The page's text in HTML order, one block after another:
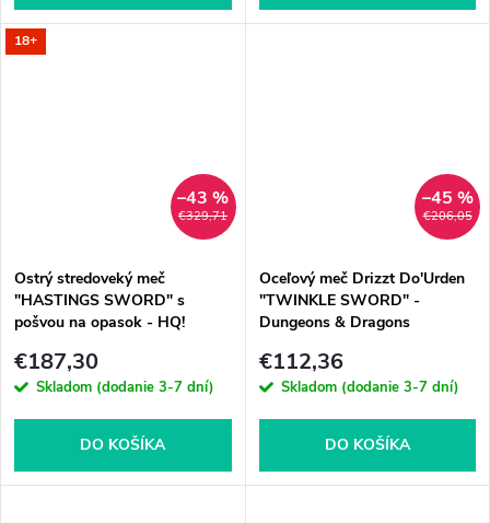
18+
€329,71
–43 %
Ostrý stredoveký meč
"HASTINGS SWORD" s
pošvou na opasok - HQ!
€187,30
Skladom (dodanie 3-7 dní)
DO KOŠÍKA
€206,05
–45 %
Oceľový meč Drizzt Do'Urden
"TWINKLE SWORD" -
Dungeons & Dragons
€112,36
Skladom (dodanie 3-7 dní)
DO KOŠÍKA